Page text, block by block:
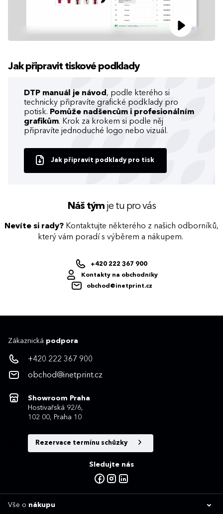
Jak připravit tiskové podklady
DTP manuál je návod , podle kterého si
technicky připravíte grafické podklady pro
potisk. Pomůže nadšencům i profesionálním
grafikům. Krok za krokem si podle něj
připravíte jednoduché logo nebo vizuál.
Jak připravit podklady pro tisk
Náš týmje tu pro vás
Nevíte si rady? Kontaktujte některého z našich odborníků,
který vám poradí s výběrem a nákupem.
+420 222 367 900
Kontakty na obchodníky
obchod@inetprint.cz
Zákaznická podpora
+420 222 367 900
obchod@inetprint.cz
Showroom Praha
Hostivařská 92/6,
102 00, Praha 10
Rezervace termínu schůzky
Sledujte nás
Vše o nákupu